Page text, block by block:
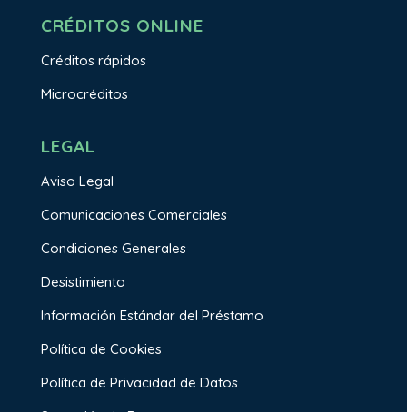
CRÉDITOS ONLINE
Créditos rápidos
Microcréditos
LEGAL
Aviso Legal
Comunicaciones Comerciales
Condiciones Generales
Desistimiento
Información Estándar del Préstamo
Política de Cookies
Política de Privacidad de Datos